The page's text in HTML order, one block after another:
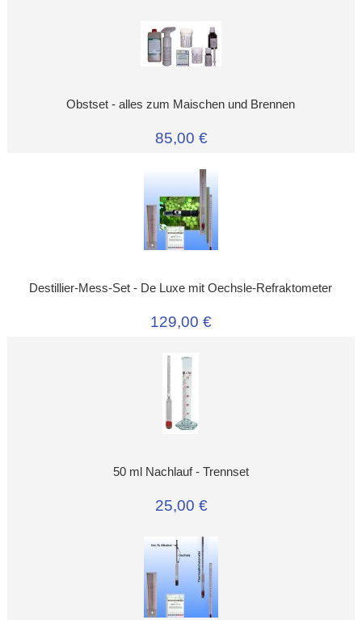
Obstset - alles zum Maischen und Brennen
85,00 €
Destillier-Mess-Set - De Luxe mit Oechsle-Refraktometer
129,00 €
50 ml Nachlauf - Trennset
25,00 €